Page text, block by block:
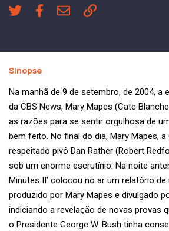
Sinopse
Na manhã de 9 de setembro, de 2004, a
da CBS News, Mary Mapes (Cate
as razões para se sentir orgulhosa de
bem feito. No final do dia, Mary Mapes, a
respeitado pivô Dan Rather (Robert
sob um enorme escrutínio. Na noite
Minutes II’ colocou no ar um relatório
produzido por Mary Mapes e divulgado
indiciando a revelação de novas provas
o Presidente George W. Bush tinha